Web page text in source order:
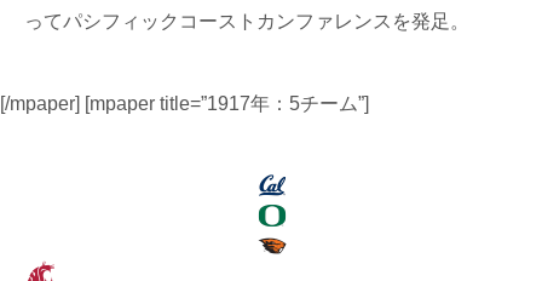
ってパシフィックコーストカンファレンスを発足。
[/mpaper] [mpaper title=”1917年：5チーム”]